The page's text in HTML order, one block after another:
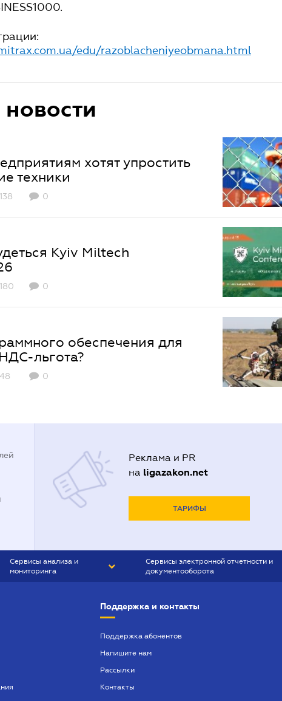
edu/razoblacheniyeobmana.html
хотят упростить
техники
138 0
Kyiv Miltech
180 0
обеспечения для
льгота?
48 0
Реклама и PR
на ligazakon.net
ТАРИФЫ
Сервисы анализа и
мониторинга
Сервисы электронной отчетности и
документооборота
Поддержка и контакты
Поддержка абонентов
Напишите нам
Рассылки
Контакты